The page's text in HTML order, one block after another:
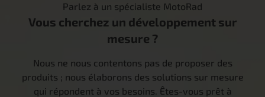
Parlez à un spécialiste MotoRad
Vous cherchez un développement sur
mesure ?
Nous ne nous contentons pas de proposer des
produits ; nous élaborons des solutions sur mesure
qui répondent à vos besoins. Êtes-vous prêt à